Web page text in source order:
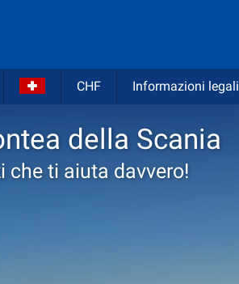
CHF Informazioni legali
della Scania
che ti aiuta davvero!